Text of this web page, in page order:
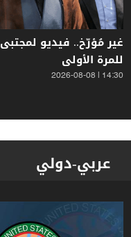
غير مُؤرّخ.. فيديو
للمرة الأولى
14:30 | 2026-08-08
عربي-دولي